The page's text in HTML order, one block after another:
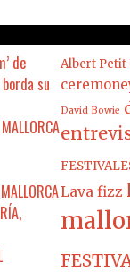
de
su
Albert Petit
David Bowie
Lava fizz